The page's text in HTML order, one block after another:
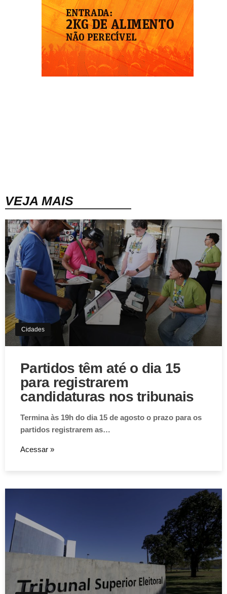
VEJA MAIS
Cidades
Partidos têm até o dia 15
para registrarem
candidaturas nos tribunais
Termina às 19h do dia 15 de agosto o prazo para os
partidos registrarem as…
Acessar »